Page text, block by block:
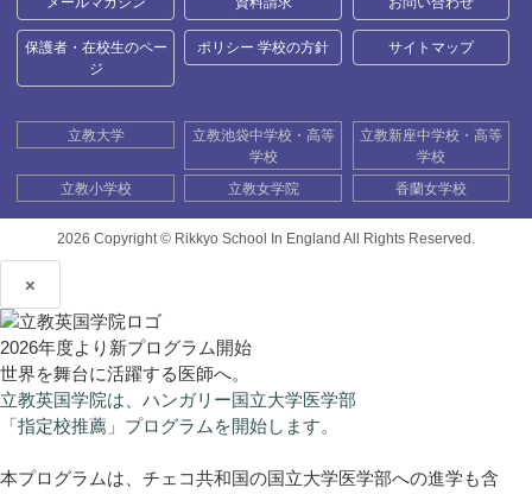
保護者・在校生のペー
ジ
ポリシー 学校の方針 サイトマップ
立教大学
立教池袋中学校・高等
学校
立教新座中学校・高等
学校
立教小学校
立教女学院 香蘭女学校
2026 Copyright © Rikkyo School In England All Rights Reserved.
×
2026年度より新プログラム開始
世界を舞台に活躍する医師へ。
立教英国学院は、ハンガリー国立大学医学部
「指定校推薦」プログラムを開始します。
本プログラムは、チェコ共和国の国立大学医学部への進学も含